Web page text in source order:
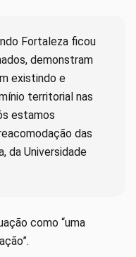
Fortaleza ficou
demonstram
existindo e
territorial nas
estamos
das
da Universidade
como “uma